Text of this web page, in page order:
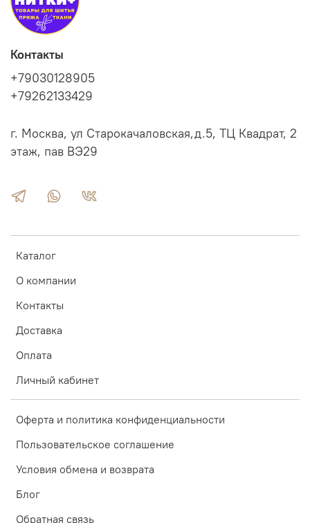
Каталог
О компании
Контакты
Доставка
Оплата
Личный кабинет
Оферта и политика конфиденциальности
Пользовательское соглашение
Условия обмена и возврата
Блог
Обратная связь
Контакты
+79030128905
+79262133429
г. Москва, ул Старокачаловская,д.5, ТЦ Квадрат, 2
этаж, пав ВЭ29